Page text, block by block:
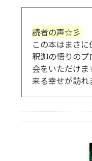
読者の声☆彡
この本はまさに
釈迦の悟りの
会をいただけ
来る幸せが訪れ